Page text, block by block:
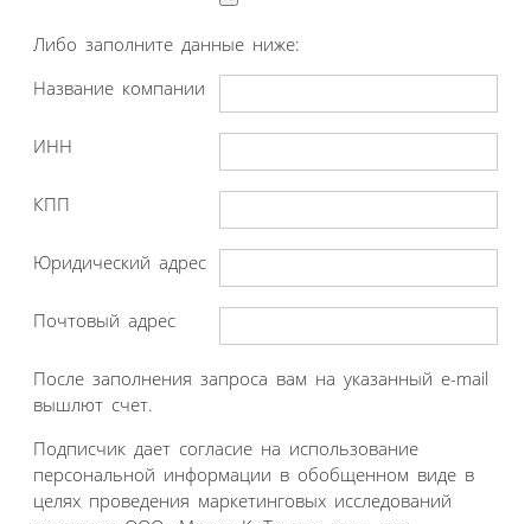
Либо заполните данные ниже:
Название компании
ИНН
КПП
Юридический адрес
Почтовый адрес
После заполнения запроса вам на указанный e-mail
вышлют счет.
Подписчик дает согласие на использование
персональной информации в обобщенном виде в
целях проведения маркетинговых исследований